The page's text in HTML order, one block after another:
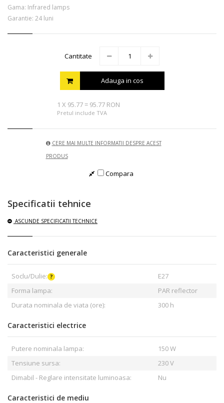
Gama: Infrared lamps
Garantie: 24 luni
Cantitate
Adauga in cos
1 X 95.77 = 95.77 RON
Pretul include TVA
CERE MAI MULTE INFORMATII DESPRE ACEST
PRODUS
Compara
Specificatii tehnice
ASCUNDE SPECIFICATII TECHNICE
Caracteristici generale
Soclu/Dulie:
E27
Forma lampa:
PAR reflector
Durata nominala de viata (ore):
300 h
Caracteristici electrice
Putere nominala lampa:
150 W
Tensiune sursa:
230 V
Dimabil - Reglare intensitate luminoasa:
Nu
Caracteristici de mediu